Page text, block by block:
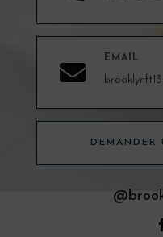

EMAIL
DEMANDER